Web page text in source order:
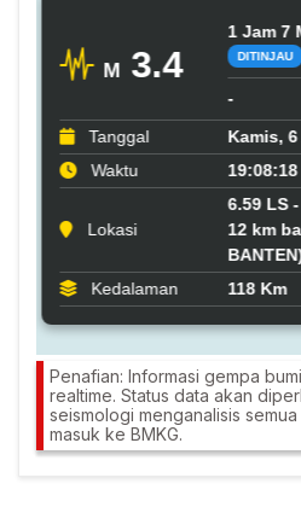
Penafian: Informasi gempa
realtime. Status data akan
seismologi menganalisis
masuk ke BMKG.